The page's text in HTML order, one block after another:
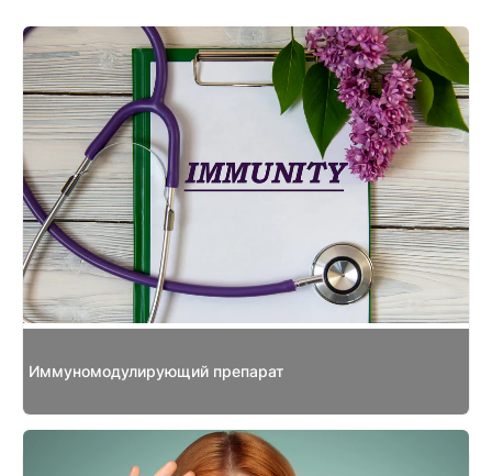
Иммуномодулирующий препарат